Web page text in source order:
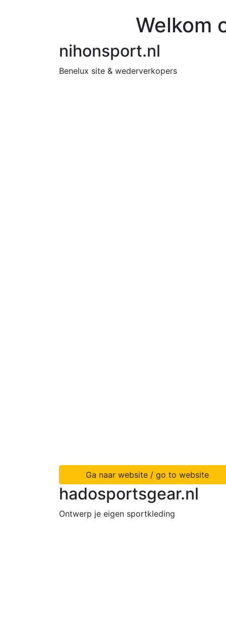
Welkom
nihonsport.nl
Benelux site & wederverkopers
Ga naar website / go to website
hadosportsgear.nl
Ontwerp je eigen sportkleding